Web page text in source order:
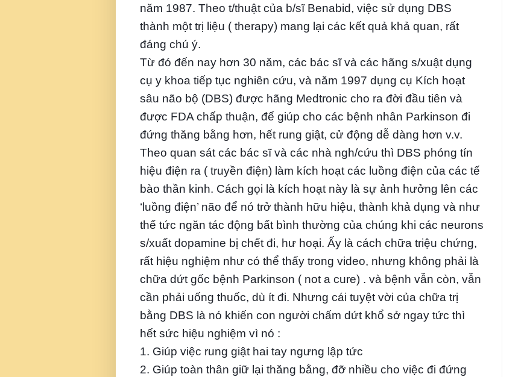
năm 1987. Theo t/thuật của b/sĩ Benabid, việc sử dụng DBS
thành một trị liệu ( therapy) mang lại các kết quả khả quan, rất
đáng chú ý.
Từ đó đến nay hơn 30 năm, các bác sĩ và các hãng s/xuật dụng
cụ y khoa tiếp tục nghiên cứu, và năm 1997 dụng cụ Kích hoạt
sâu não bộ (DBS) được hãng Medtronic cho ra đời đầu tiên và
được FDA chấp thuận, để giúp cho các bệnh nhân Parkinson đi
đứng thăng bằng hơn, hết rung giật, cử động dễ dàng hơn v.v.
Theo quan sát các bác sĩ và các nhà ngh/cứu thì DBS phóng tín
hiệu điện ra ( truyền điện) làm kích hoạt các luồng điện của các tế
bào thần kinh. Cách gọi là kích hoạt này là sự ảnh hưởng lên các
‘luồng điện’ não để nó trở thành hữu hiệu, thành khả dụng và như
thế tức ngăn tác động bất bình thường của chúng khi các neurons
s/xuất dopamine bị chết đi, hư hoại. Ấy là cách chữa triệu chứng,
rất hiệu nghiệm như có thể thấy trong video, nhưng không phải là
chữa dứt gốc bệnh Parkinson ( not a cure) . và bệnh vẫn còn, vẫn
cần phải uống thuốc, dù ít đi. Nhưng cái tuyệt vời của chữa trị
bằng DBS là nó khiến con người chấm dứt khổ sở ngay tức thì
hết sức hiệu nghiệm vì nó :
1. Giúp việc rung giật hai tay ngưng lập tức
2. Giúp toàn thân giữ lại thăng bằng, đỡ nhiều cho việc đi đứng